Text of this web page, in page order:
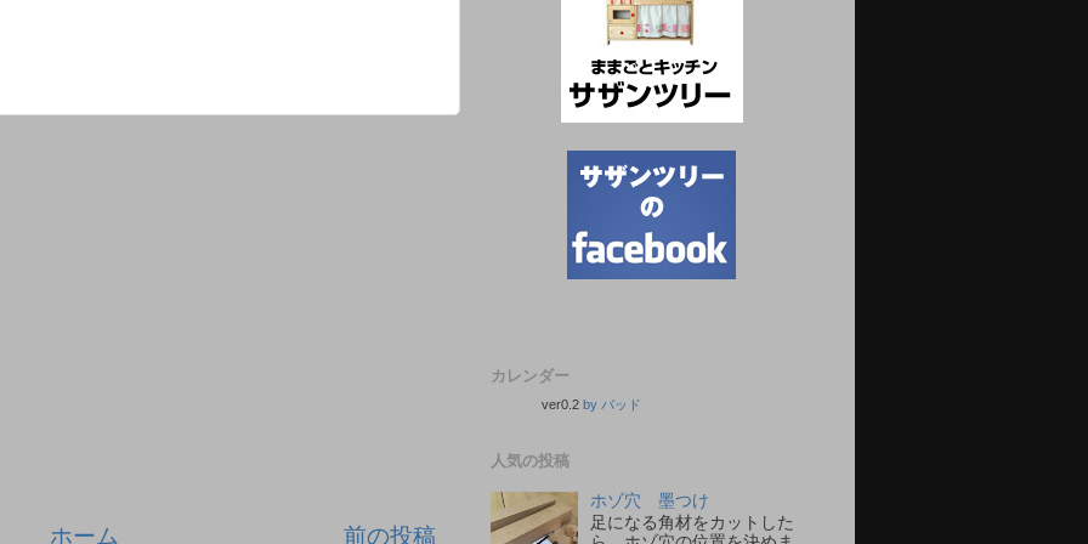
前の投稿
ホーム
カレンダー
ver0.2 by バッド
人気の投稿
ホゾ穴 墨つけ
足になる角材をカットした